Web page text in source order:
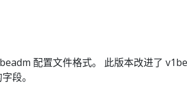
配置文件格式。 此版本改进了
段。